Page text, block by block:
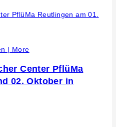
| More
Center PflüMa
02. Oktober in